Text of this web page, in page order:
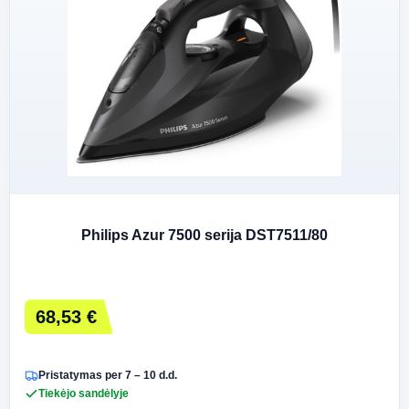
Philips Azur 7500 serija DST7511/80
68,53 €
Pristatymas per 7 – 10 d.d.
Tiekėjo sandėlyje